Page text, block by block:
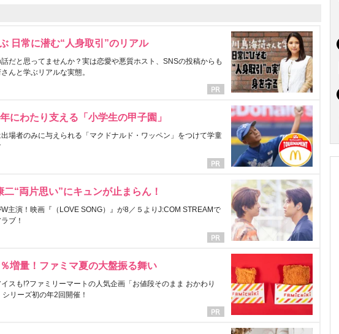
日常に潜む“人身取引”のリアル
話だと思ってませんか？実は恋愛や悪質ホスト、SNSの投稿からも
んと学ぶリアルな実態。
にわたり支える「小学生の甲子園」
場者のみに与えられる「マクドナルド・ワッペン」をつけて学童
“両片思い”にキュンが止まらん！
主演！映画『（LOVE SONG）』が8／５よりJ:COM STREAMで
ブ！
増量！ファミマ夏の大盤振る舞い
スも!?ファミリーマートの人気企画「お値段そのまま おかわり
リーズ初の年2回開催！